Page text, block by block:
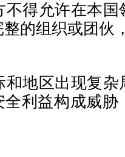
不得允许在本
的组织或团伙
和地区出现复
全利益构成威